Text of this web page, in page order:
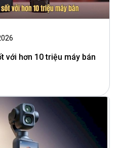
với hơn 10 triệu máy bán